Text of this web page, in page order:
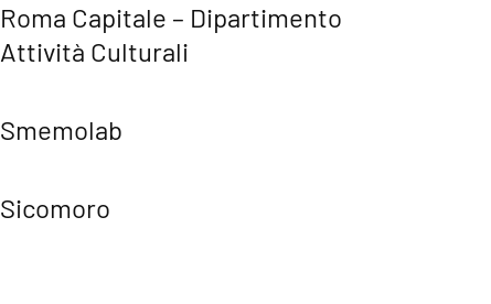
Roma Capitale – Dipartimento
Attività Culturali
Smemolab
Sicomoro